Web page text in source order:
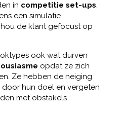
in competitie set-ups.
een simulatie
de klant gefocust op
ook wat durven
opdat ze zich
Ze hebben de neiging
hun doel en vergeten
met obstakels